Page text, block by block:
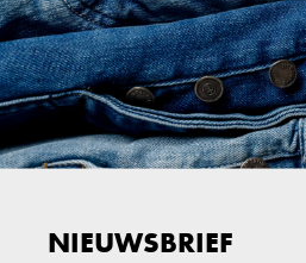
NIEUWSBRIEF